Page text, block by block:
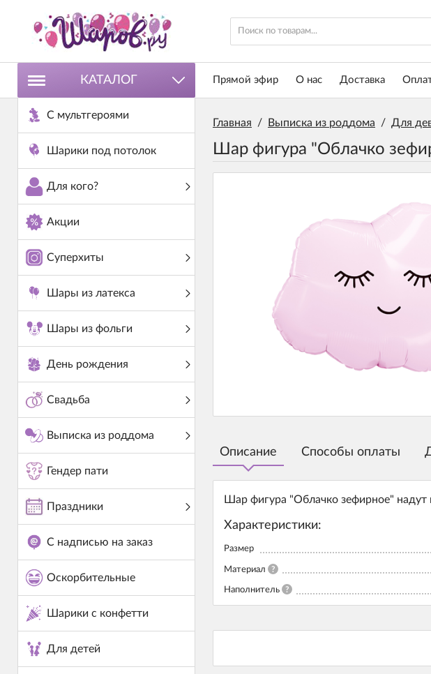
КАТАЛОГ
С мультгероями
Шарики под потолок
Для кого?
Акции
Суперхиты
Шары из латекса
Шары из фольги
День рождения
Свадьба
Выписка из роддома
Гендер пати
Праздники
С надписью на заказ
Оскорбительные
Шарики с конфетти
Для детей
Прямой эфир О нас Доставка
Главная / Выписка из роддома / Для
Шар фигура "Облачко
Описание Способы оплаты
Шар фигура "Облачко зефирное" надут
Характеристики:
Размер
Материал ?
Наполнитель ?